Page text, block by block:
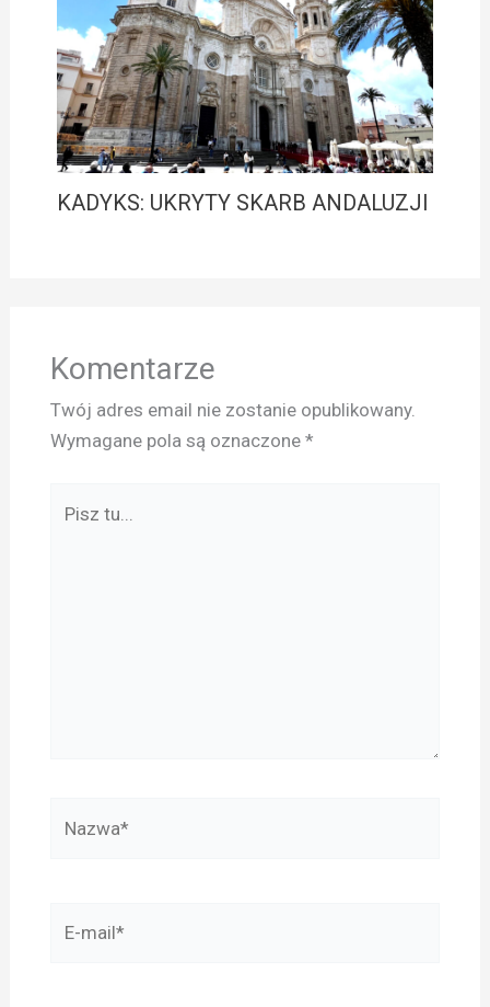
KADYKS: UKRYTY SKARB ANDALUZJI
Komentarze
Twój adres email nie zostanie opublikowany.
Wymagane pola są oznaczone *